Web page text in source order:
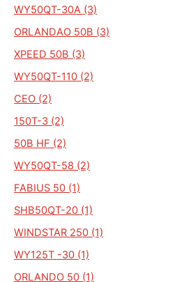
WY50QT-30A (3)
ORLANDAO 50B (3)
XPEED 50B (3)
WY50QT-110 (2)
CEO (2)
150T-3 (2)
50B HF (2)
WY50QT-58 (2)
FABIUS 50 (1)
SHB50QT-20 (1)
WINDSTAR 250 (1)
WY125T -30 (1)
ORLANDO 50 (1)